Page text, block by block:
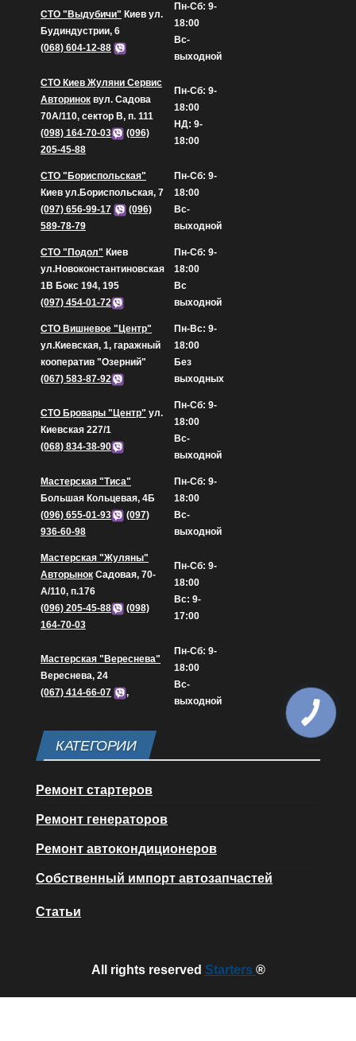
СТО "Выдубичи" Киев ул.
Будиндустрии, 6
(068) 604-12-88
Пн-Сб: 9-
18:00
Вс-
выходной
СТО Киев Жуляни Сервис
Авторинок вул. Садова
70А/110, сектор В, п. 111
(098) 164-70-03
(096)
205-45-88
Пн-Сб: 9-
18:00
НД: 9-
18:00
СТО "Бориспольская"
Киев ул.Бориспольская, 7
(097) 656-99-17
(096)
589-78-79
Пн-Сб: 9-
18:00
Вс-
выходной
СТО "Подол" Киев
ул.Новоконстантиновская
1В Бокс 194, 195
(097) 454-01-72
Пн-Сб: 9-
18:00
Вс
выходной
СТО Вишневое "Центр"
ул.Киевская, 1, гаражный
кооператив "Озерний"
(067) 583-87-92
Пн-Вс: 9-
18:00
Без
выходных
СТО Бровары "Центр" ул.
Киевская 227/1
(068) 834-38-90
Пн-Сб: 9-
18:00
Вс-
выходной
Мастерская "Тиса"
Большая Кольцевая, 4Б
(096) 655-01-93
(097)
936-60-98
Пн-Сб: 9-
18:00
Вс-
выходной
Мастерская "Жуляны"
Авторынок Садовая, 70-
А/110, п.176
(096) 205-45-88
(098)
164-70-03
Пн-Сб: 9-
18:00
Вс: 9-
17:00
Мастерская "Вереснева"
Вереснева, 24
(067) 414-66-07
,
Пн-Сб: 9-
18:00
Вс-
выходной
КАТЕГОРИИ
Ремонт стартеров
Ремонт генераторов
Ремонт автокондиционеров
Собственный импорт автозапчастей
Статьи
All rights reserved Starters ®